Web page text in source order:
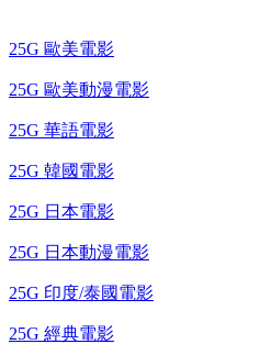
25G 歐美電影
25G 歐美動漫電影
25G 華語電影
25G 韓國電影
25G 日本電影
25G 日本動漫電影
25G 印度/泰國電影
25G 經典電影